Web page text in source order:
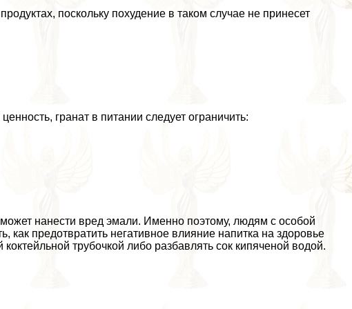
поскольку похудение в таком случае не принесет
гранат в питании следует ограничить:
нанести вред эмали. Именно поэтому, людям с особой
как предотвратить негативное влияние напитка на здоровье
трубочкой либо разбавлять сок кипяченой водой.